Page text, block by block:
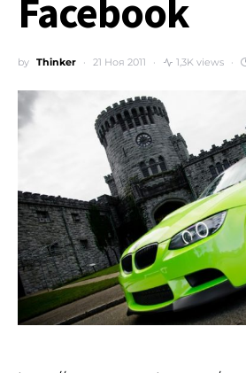
Facebook
by Thinker 21 Ноя 2011 1,3K views